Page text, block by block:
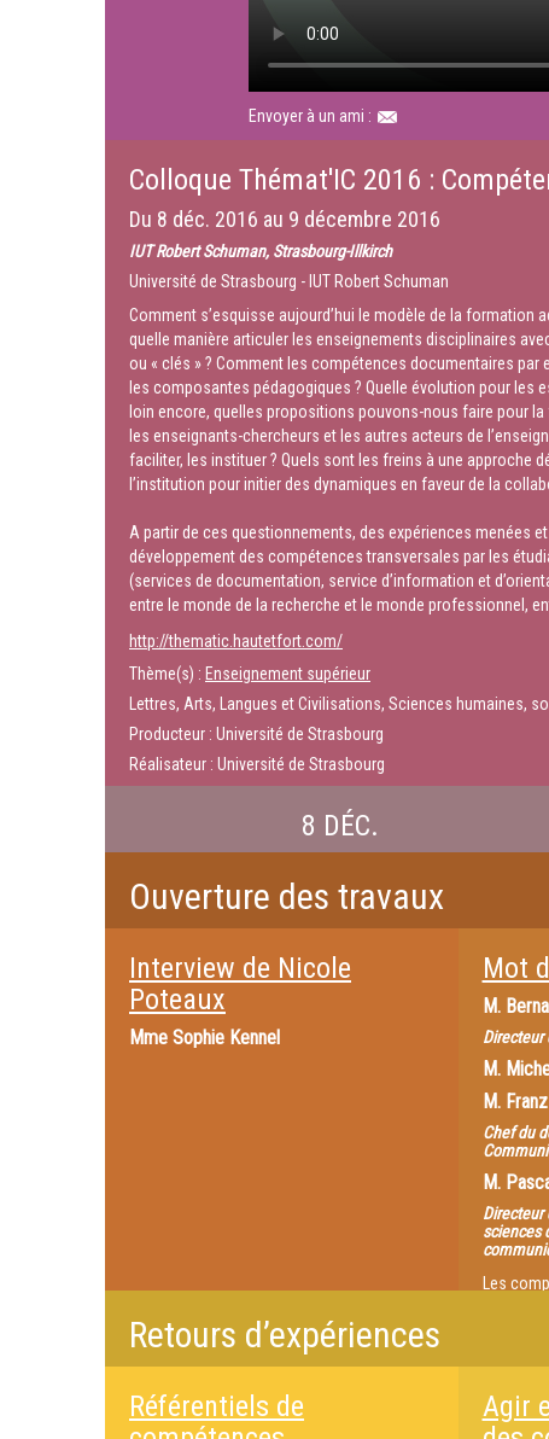
Envoyer à un ami :
Colloque Thémat'IC 2016 :
Du 8 déc. 2016 au 9 décembre 2016
IUT Robert Schuman, Strasbourg-Illkirch
Université de Strasbourg - IUT Robert Schuman
Comment s’esquisse aujourd’hui le modèle de la formation
quelle manière articuler les enseignements disciplinaires
ou « clés » ? Comment les compétences documentaires
les composantes pédagogiques ? Quelle évolution pour les
loin encore, quelles propositions pouvons-nous faire pour
les enseignants-chercheurs et les autres acteurs de
faciliter, les instituer ? Quels sont les freins à une approche
l’institution pour initier des dynamiques en faveur de la
A partir de ces questionnements, des expériences menées
développement des compétences transversales par les
(services de documentation, service d’information et
entre le monde de la recherche et le monde professionnel,
http://thematic.hautetfort.com/
Thème(s) : Enseignement supérieur
Lettres, Arts, Langues et Civilisations, Sciences humaines,
Producteur : Université de Strasbourg
Réalisateur : Université de Strasbourg
8 DÉC.
Ouverture des travaux
Interview de Nicole
Poteaux
Mme Sophie Kennel
Mot
M.
Directeur
M.
M.
Chef du
M.
Directeur
sciences
Les
Retours d’expériences
Référentiels de
Agir